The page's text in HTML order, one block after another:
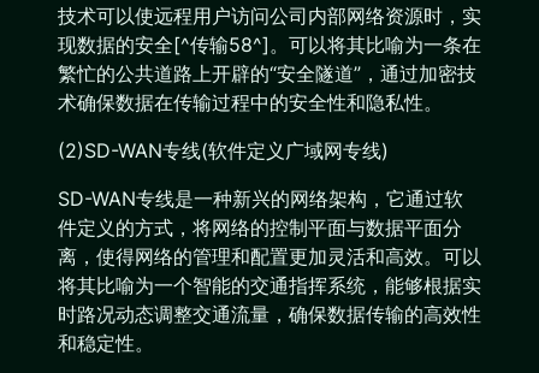
技术可以使远程用户访问公司内部网络资源时，实
现数据的安全[^传输58^]。可以将其比喻为一条在
繁忙的公共道路上开辟的“安全隧道”，通过加密技
术确保数据在传输过程中的安全性和隐私性。
(2)SD-WAN专线(软件定义广域网专线)
SD-WAN专线是一种新兴的网络架构，它通过软
件定义的方式，将网络的控制平面与数据平面分
离，使得网络的管理和配置更加灵活和高效。可以
将其比喻为一个智能的交通指挥系统，能够根据实
时路况动态调整交通流量，确保数据传输的高效性
和稳定性。